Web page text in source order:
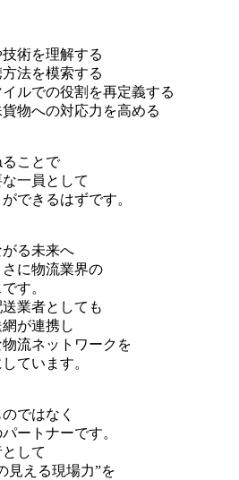
術を理解する
法を模索する
ルでの役割を再定義する
物への対応力を高める
ことで
一員として
できるはずです。
る未来へ
さに物流業界の
す。
業者としても
が連携し
流ネットワークを
ています。
ではなく
ートナーです。
して
見える現場力”を